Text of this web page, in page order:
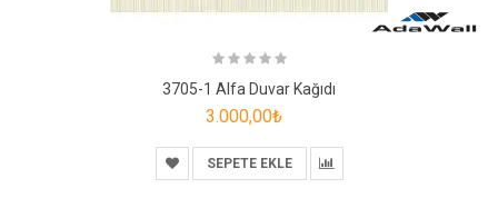
3705-1 Alfa Duvar Kağıdı
3.000,00₺
SEPETE EKLE